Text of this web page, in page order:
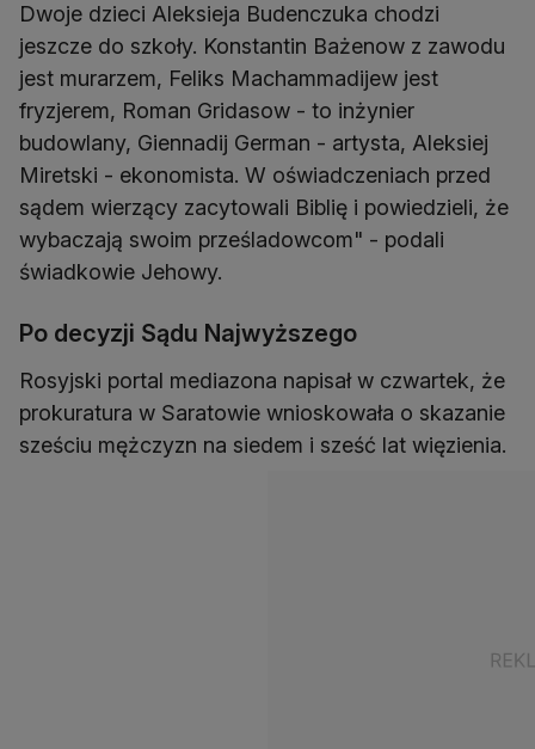
Dwoje dzieci Aleksieja Budenczuka chodzi
jeszcze do szkoły. Konstantin Bażenow z zawodu
jest murarzem, Feliks Machammadijew jest
fryzjerem, Roman Gridasow - to inżynier
budowlany, Giennadij German - artysta, Aleksiej
Miretski - ekonomista. W oświadczeniach przed
sądem wierzący zacytowali Biblię i powiedzieli, że
wybaczają swoim prześladowcom" - podali
świadkowie Jehowy.
Po decyzji Sądu Najwyższego
Rosyjski portal mediazona napisał w czwartek, że
prokuratura w Saratowie wnioskowała o skazanie
sześciu mężczyzn na siedem i sześć lat więzienia.